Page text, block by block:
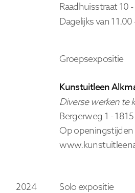
2024 Solo expositie
Raadhuisstraat 10
Dagelijks van 11.00
Groepsexpositie
Kunstuitleen
Diverse werken te
Bergerweg 1 -
Op openingstijden